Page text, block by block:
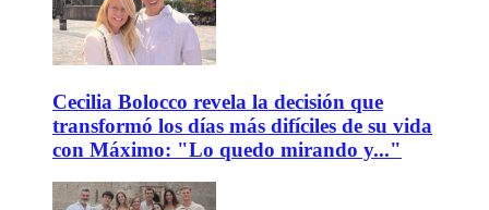
Cecilia Bolocco revela la decisión que
transformó los días más difíciles de su vida
con Máximo: "Lo quedo mirando y..."